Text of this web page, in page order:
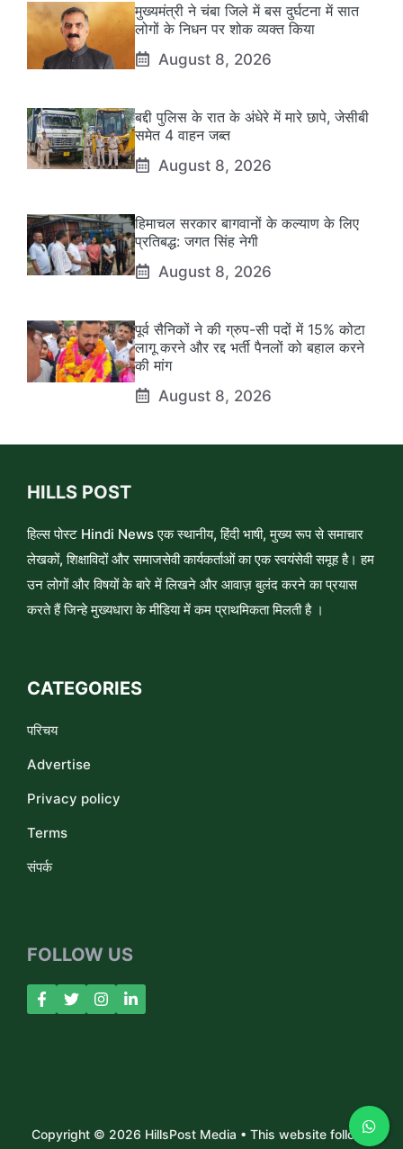
मुख्यमंत्री ने चंबा जिले में बस दुर्घटना में सात
लोगों के निधन पर शोक व्यक्त किया
August 8, 2026
बद्दी पुलिस के रात के अंधेरे में मारे छापे, जेसीबी
समेत 4 वाहन जब्त
August 8, 2026
हिमाचल सरकार बागवानों के कल्याण के लिए
प्रतिबद्ध: जगत सिंह नेगी
August 8, 2026
पूर्व सैनिकों ने की ग्रुप-सी पदों में 15% कोटा
लागू करने और रद्द भर्ती पैनलों को बहाल करने
की मांग
August 8, 2026
HILLS POST
हिल्स पोस्ट Hindi News एक स्थानीय, हिंदी भाषी, मुख्य रूप से समाचार
लेखकों, शिक्षाविदों और समाजसेवी कार्यकर्ताओं का एक स्वयंसेवी समूह है। हम
उन लोगों और विषयों के बारे में लिखने और आवाज़ बुलंद करने का प्रयास
करते हैं जिन्हे मुख्यधारा के मीडिया में कम प्राथमिकता मिलती है ।
CATEGORIES
परिचय
Advertise
Privacy policy
Terms
संपर्क
FOLLOW US
Copyright © 2026 HillsPost Media • This website follows